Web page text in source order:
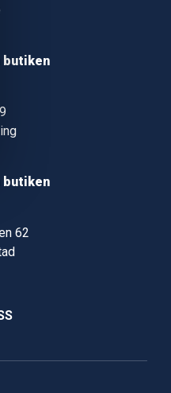
butiken
butiken
62